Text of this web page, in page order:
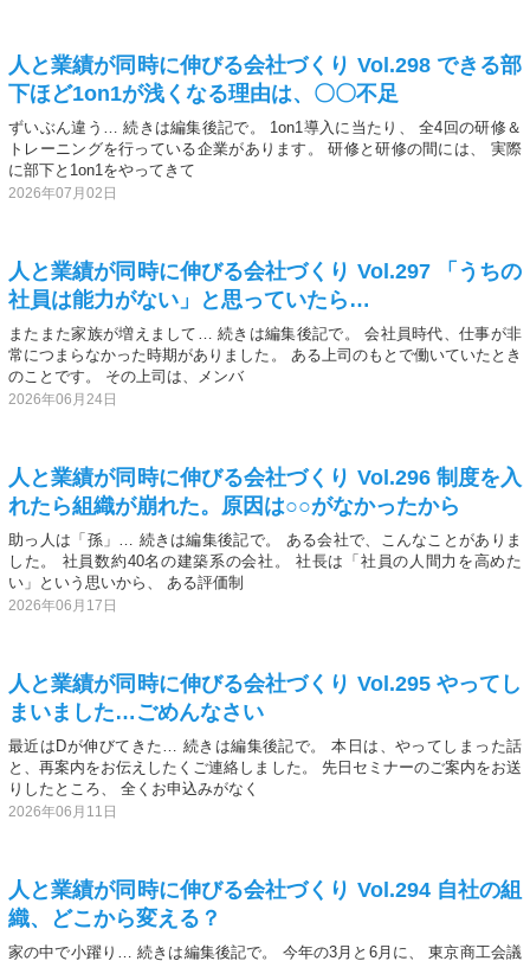
人と業績が同時に伸びる会社づくり Vol.298 できる部
下ほど1on1が浅くなる理由は、〇〇不足
ずいぶん違う… 続きは編集後記で。 1on1導入に当たり、 全4回の研修＆
トレーニングを行っている企業があります。 研修と研修の間には、 実際
に部下と1on1をやってきて
2026年07月02日
人と業績が同時に伸びる会社づくり Vol.297 「うちの
社員は能力がない」と思っていたら…
またまた家族が増えまして… 続きは編集後記で。 会社員時代、仕事が非
常につまらなかった時期がありました。 ある上司のもとで働いていたとき
のことです。 その上司は、メンバ
2026年06月24日
人と業績が同時に伸びる会社づくり Vol.296 制度を入
れたら組織が崩れた。原因は○○がなかったから
助っ人は「孫」… 続きは編集後記で。 ある会社で、こんなことがありま
した。 社員数約40名の建築系の会社。 社長は「社員の人間力を高めた
い」という思いから、 ある評価制
2026年06月17日
人と業績が同時に伸びる会社づくり Vol.295 やってし
まいました…ごめんなさい
最近はDが伸びてきた… 続きは編集後記で。 本日は、やってしまった話
と、再案内をお伝えしたくご連絡しました。 先日セミナーのご案内をお送
りしたところ、 全くお申込みがなく
2026年06月11日
人と業績が同時に伸びる会社づくり Vol.294 自社の組
織、どこから変える？
家の中で小躍り… 続きは編集後記で。 今年の3月と6月に、 東京商工会議